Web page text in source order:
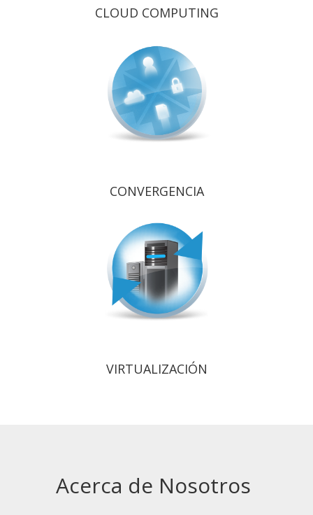
CLOUD COMPUTING
CONVERGENCIA
VIRTUALIZACIÓN
Acerca de Nosotros